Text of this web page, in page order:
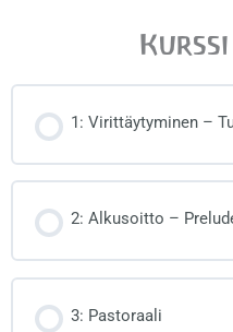
1: Virittäytyminen –
2: Alkusoitto –
3: Pastoraali